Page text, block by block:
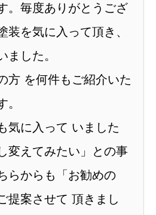
。毎度ありがとうござ
装を気に入って頂き、
ました。
方 を何件もご紹介いた
。
気に入って いました
変えてみたい」との事
らからも「お勧めの
提案させて 頂きまし